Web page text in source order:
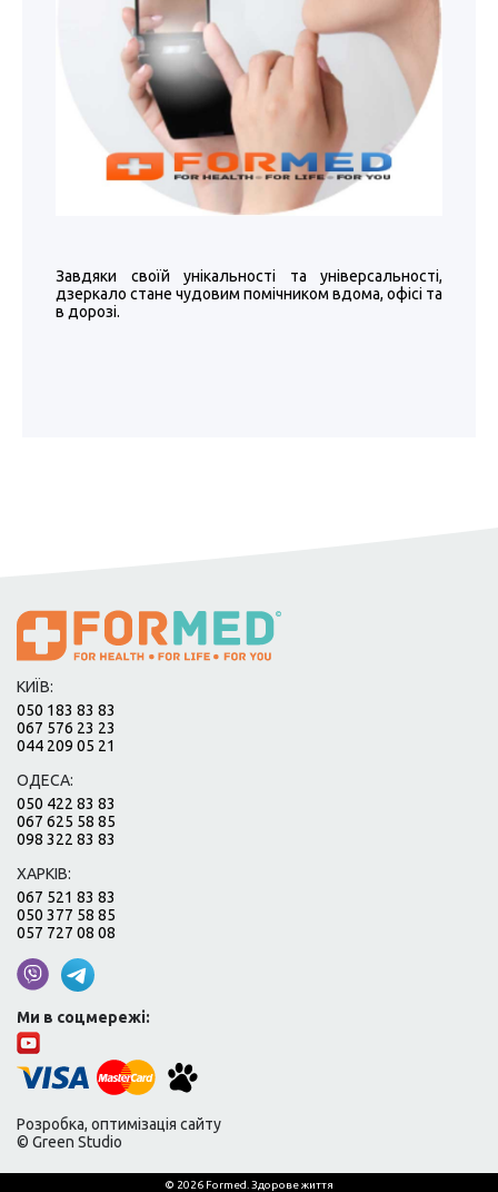
Завдяки своїй унікальності та універсальності,
дзеркало стане чудовим помічником вдома, офісі та
в дорозі.
КИЇВ:
050 183 83 83
067 576 23 23
044 209 05 21
ОДЕСА:
050 422 83 83
067 625 58 85
098 322 83 83
ХАРКІВ:
067 521 83 83
050 377 58 85
057 727 08 08
Ми в соцмережі:
Розробка, оптимізація сайту
© Green Studio
© 2026 Formed. Здорове життя